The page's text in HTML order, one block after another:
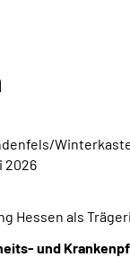
2026
Hessen als
und